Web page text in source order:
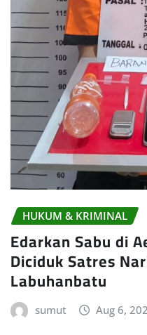
HUKUM & KRIMINAL
Edarkan Sabu di
Diciduk Satres
Labuhanbatu
sumut Aug 6,